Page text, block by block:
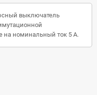
выключатель
на номинальный ток 5 А.